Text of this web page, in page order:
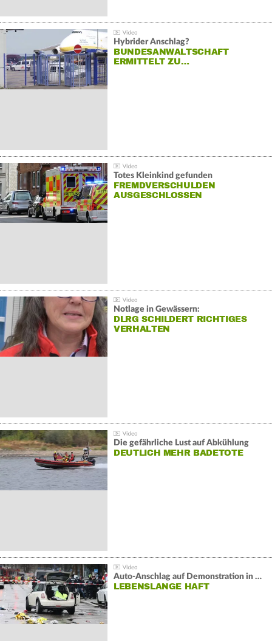
Hybrider Anschlag?
BUNDESANWALTSCHAFT
ERMITTELT ZU…
Totes Kleinkind gefunden
FREMDVERSCHULDEN
AUSGESCHLOSSEN
Notlage in Gewässern:
DLRG SCHILDERT RICHTIGES
VERHALTEN
Die gefährliche Lust auf Abkühlung
DEUTLICH MEHR BADETOTE
Auto-Anschlag auf Demonstration in München:
LEBENSLANGE HAFT